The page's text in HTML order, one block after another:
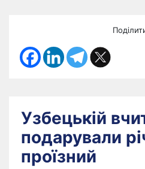
Узбецькій
подарували
проїзний